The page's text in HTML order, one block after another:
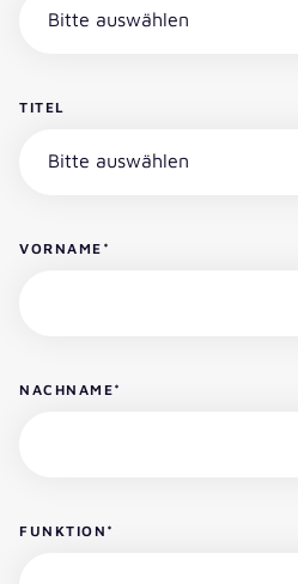
TITEL
VORNAME *
NACHNAME*
FUNKTION *